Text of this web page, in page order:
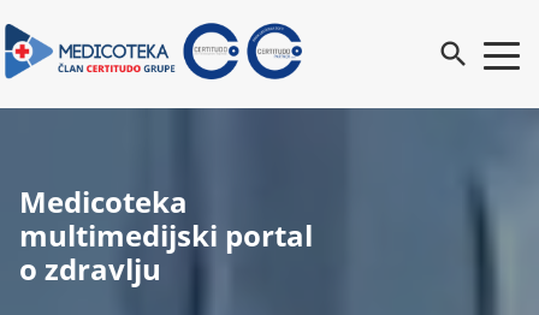
search
Medicoteka
multimedijski portal
o zdravlju